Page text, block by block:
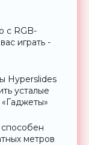
с RGB-
играть -
Hyperslides
усталые
метров